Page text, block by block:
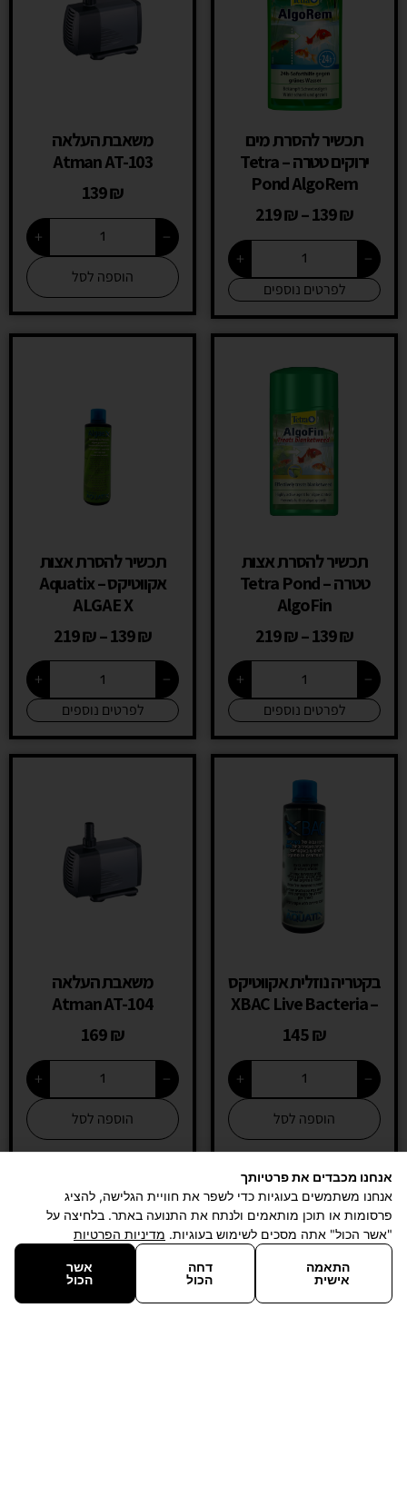
תכשיר להסרת מים
ירוקים טטרה – Tetra
Pond AlgoRem
139₪
–
219₪
−
+
לפרטים נוספים
משאבת העלאה
Atman AT-103
139₪
−
+
הוספה לסל
תכשיר להסרת אצות
טטרה – Tetra Pond
AlgoFin
139₪
–
219₪
−
+
לפרטים נוספים
תכשיר להסרת אצות
אקווטיקס – Aquatix
ALGAE X
139₪
–
219₪
−
+
לפרטים נוספים
בקטריה נוזלית אקווטיקס
– XBAC Live Bacteria
145₪
−
+
הוספה לסל
משאבת העלאה
Atman AT-104
169₪
−
+
הוספה לסל
אנחנו מכבדים את פרטיותך
אנחנו משתמשים בעוגיות כדי לשפר את חוויית הגלישה, להציג
פרסומות או תוכן מותאמים ולנתח את התנועה באתר. בלחיצה על
"אשר הכול" אתה מסכים לשימוש בעוגיות. מדיניות הפרטיות
התאמה
אישית
דחה
הכול
אשר
הכול